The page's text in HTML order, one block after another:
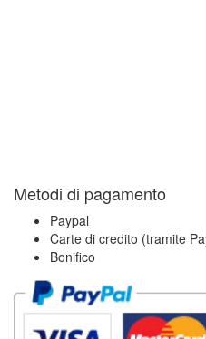
Metodi di pagamento
Paypal
Carte di credito (tramite
Bonifico